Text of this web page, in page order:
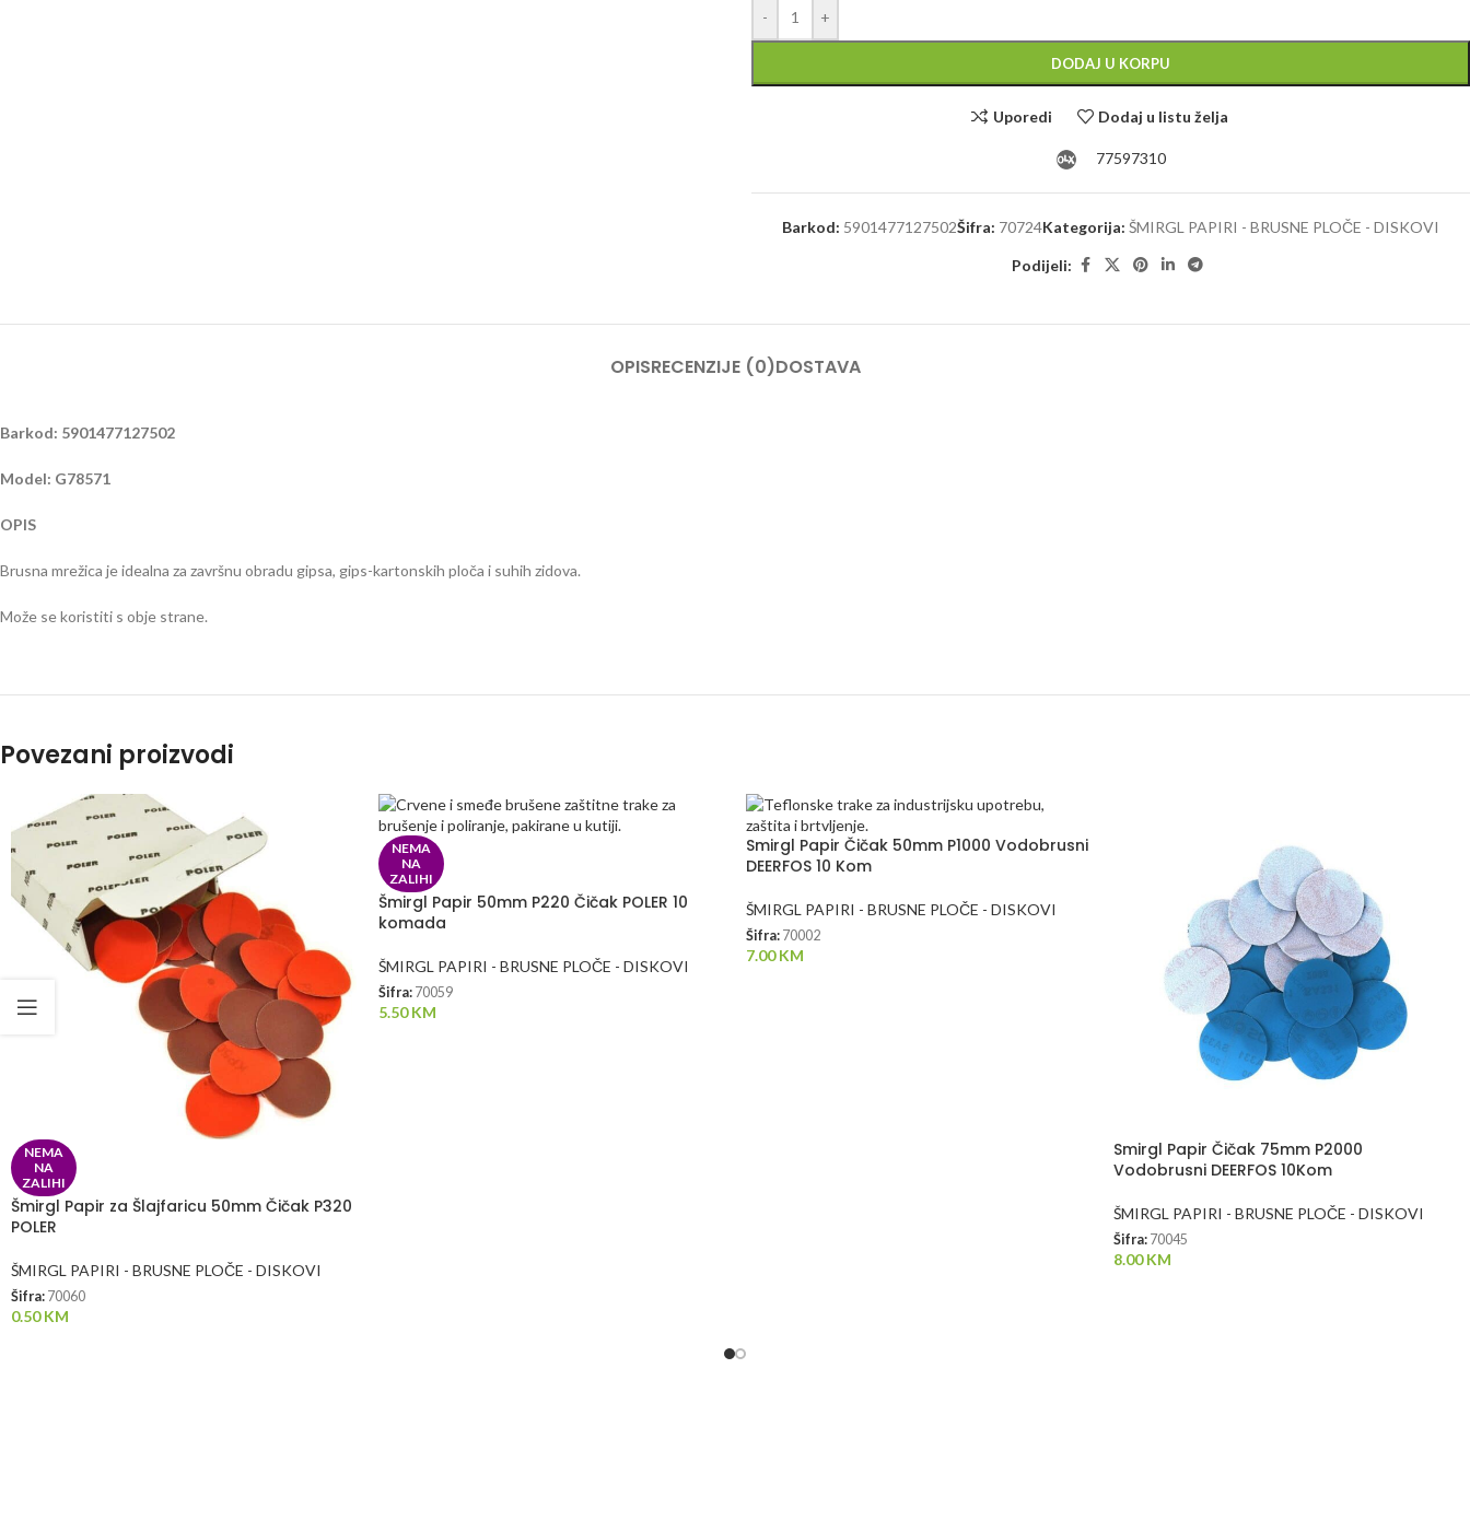
- +
DODAJ U KORPU
Uporedi Dodaj u listu želja
77597310
Barkod: 5901477127502Šifra: 70724Kategorija: ŠMIRGL PAPIRI - BRUSNE PLOČE - DISKOVI
Podijeli:
OPISRECENZIJE (0)DOSTAVA
Barkod: 5901477127502
Model: G78571
OPIS
Brusna mrežica je idealna za završnu obradu gipsa, gips-kartonskih ploča i suhih zidova.
Može se koristiti s obje strane.
Povezani proizvodi
NEMA
NA
ZALIHI
Šmirgl Papir za Šlajfaricu 50mm Čičak P320
POLER
ŠMIRGL PAPIRI - BRUSNE PLOČE - DISKOVI
Šifra: 70060
0.50KM
NEMA
NA
ZALIHI
Šmirgl Papir 50mm P220 Čičak POLER 10
komada
ŠMIRGL PAPIRI - BRUSNE PLOČE - DISKOVI
Šifra: 70059
5.50KM
Smirgl Papir Čičak 50mm P1000 Vodobrusni
DEERFOS 10 Kom
ŠMIRGL PAPIRI - BRUSNE PLOČE - DISKOVI
Šifra: 70002
7.00KM
Smirgl Papir Čičak 75mm P2000
Vodobrusni DEERFOS 10Kom
ŠMIRGL PAPIRI - BRUSNE PLOČE - DISKOVI
Šifra: 70045
8.00KM